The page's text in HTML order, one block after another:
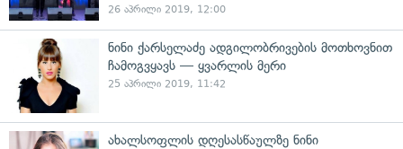
26 აპრილი 2019, 12:00
ნინი ქარსელაძე ადგილობრივების მოთხოვნით
ჩამოგვყავს — ყვარლის მერი
25 აპრილი 2019, 11:42
ახალსოფლის დღესასწაულზე ნინი